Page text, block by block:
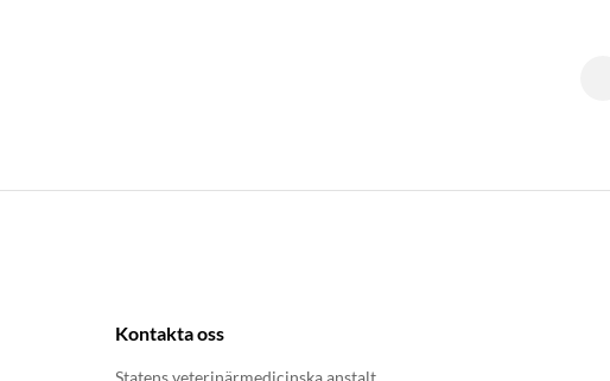
Kontakta oss
Statens veterinärmedicinska anstalt